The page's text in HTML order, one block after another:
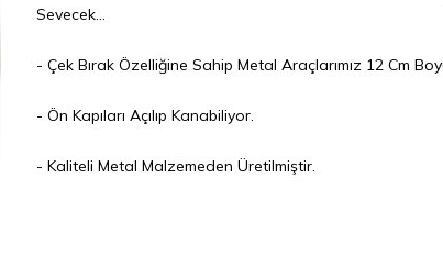
Sevecek...
- Çek Bırak Özelliğine Sahip Metal Araçlarımız 12 Cm
- Ön Kapıları Açılıp Kanabiliyor.
- Kaliteli Metal Malzemeden Üretilmiştir.